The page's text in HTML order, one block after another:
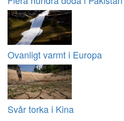
Ovanligt varmt i Europa
Svår torka i Kina